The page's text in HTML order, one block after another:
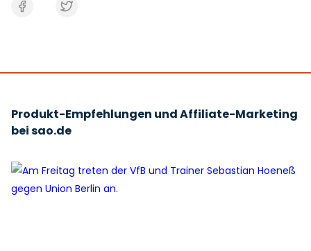
Produkt-Empfehlungen und Affiliate-Marketing
bei sao.de